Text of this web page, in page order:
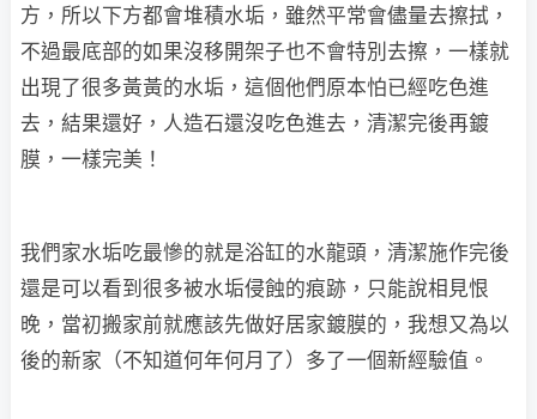
方，所以下方都會堆積水垢，雖然平常會儘量去擦拭，
不過最底部的如果沒移開架子也不會特別去擦，一樣就
出現了很多黃黃的水垢，這個他們原本怕已經吃色進
去，結果還好，人造石還沒吃色進去，清潔完後再鍍
膜，一樣完美！
我們家水垢吃最慘的就是浴缸的水龍頭，清潔施作完後
還是可以看到很多被水垢侵蝕的痕跡，只能說相見恨
晚，當初搬家前就應該先做好居家鍍膜的，我想又為以
後的新家（不知道何年何月了）多了一個新經驗值。